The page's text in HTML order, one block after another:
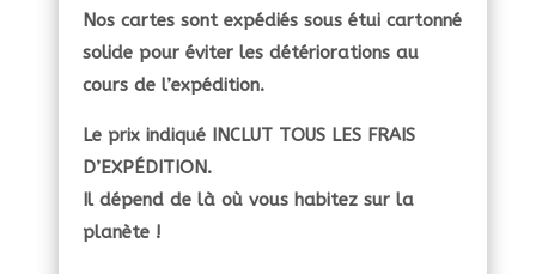
Nos cartes sont expédiés sous étui cartonné
solide pour éviter les détériorations au
cours de l’expédition.
Le prix indiqué INCLUT TOUS LES FRAIS
D’EXPÉDITION.
Il dépend de là où vous habitez sur la
planète !